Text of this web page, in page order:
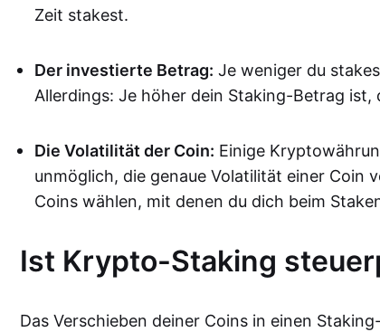
Zeit stakest.
Der investierte Betrag: Je weniger du
Allerdings: Je höher dein Staking-Betrag
Die Volatilität der Coin: Einige
unmöglich, die genaue Volatilität einer Coin
Coins wählen, mit denen du dich beim
Ist Krypto-Staking
Das Verschieben deiner Coins in einen